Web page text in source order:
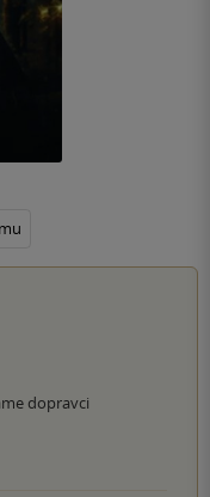
dopravci